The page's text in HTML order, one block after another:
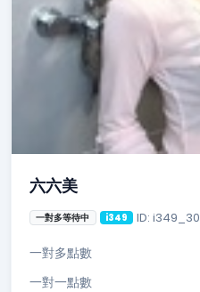
六六美
一對多等待中 i349 ID:
一對多點數
一對一點數